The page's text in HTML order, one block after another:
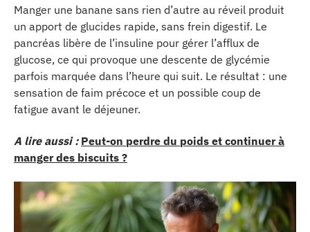
Manger une banane sans rien d’autre au réveil produit
un apport de glucides rapide, sans frein digestif. Le
pancréas libère de l’insuline pour gérer l’afflux de
glucose, ce qui provoque une descente de glycémie
parfois marquée dans l’heure qui suit. Le résultat : une
sensation de faim précoce et un possible coup de
fatigue avant le déjeuner.
A lire aussi : Peut-on perdre du poids et continuer à
manger des biscuits ?